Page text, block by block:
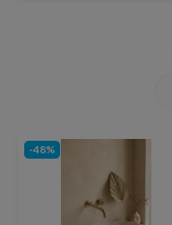
-48%